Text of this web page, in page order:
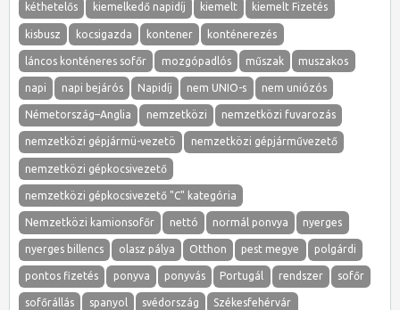
kéthetelős kiemelkedő napidíj kiemelt kiemelt Fizetés
kisbusz kocsigazda kontener konténerezés
láncos konténeres sofőr mozgópadlós műszak muszakos
napi napi bejárós Napidíj nem UNIO-s nem uniózós
Németország–Anglia nemzetközi nemzetközi fuvarozás
nemzetközi gépjármü-vezetö nemzetközi gépjárművezető
nemzetközi gépkocsivezető
nemzetközi gépkocsivezető "C" kategória
Nemzetközi kamionsofőr nettó normál ponvya nyerges
nyerges billencs olasz pálya Otthon pest megye polgárdi
pontos fizetés ponyva ponyvás Portugál rendszer sofőr
sofőrállás spanyol svédország Székesfehérvár